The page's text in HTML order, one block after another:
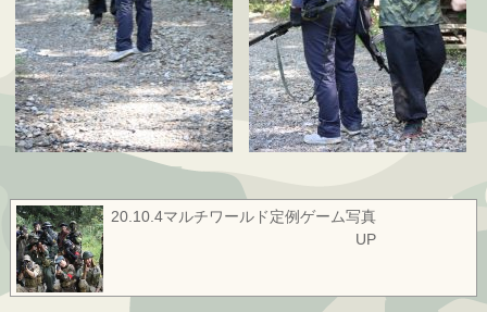
20.10.4マルチワールド定例ゲーム写真
UP